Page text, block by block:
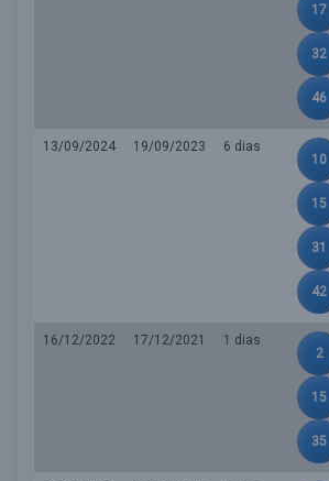
17
32
46
13/09/2024 19/09/2023
6 dias
10
15
31
42
16/12/2022 17/12/2021
1 dias
2
15
35